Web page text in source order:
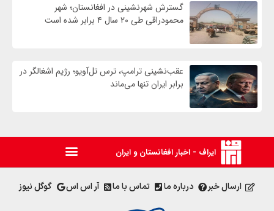
گسترش شهرنشینی در افغانستان؛ شهر
محمودراقی طی ۲۰ سال ۴ برابر شده است
عقب‌نشینی ترامپ، ترس تل‌آویو؛ رژیم اشغالگر در
برابر ایران تنها می‌ماند
ایراف - اخبار افغانستان و ایران
ارسال خبر درباره ما تماس با ما آر اس اس گوگل نیوز